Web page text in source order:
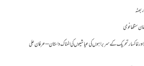
سنگھانوی
خاکسار تحریک کے سربراہوں کی عیاشیوں کی المناک داستان – عرفان علی